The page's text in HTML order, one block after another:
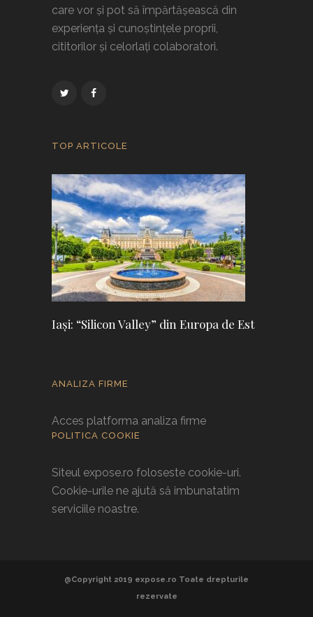
care vor și pot să împărtășească din
experiența și cunoștințele proprii,
cititorilor și celorlați colaboratori.
TOP ARTICOLE
Iași: “Silicon Valley” din Europa de Est
ANALIZA FIRME
Acces platforma analiza firme
POLITICA COOKIE
Siteul expose.ro foloseste cookie-uri.
Cookie-urile ne ajută să imbunatatim
serviciile noastre.
@Copyright 2019 expose.ro Toate drepturile
rezervate